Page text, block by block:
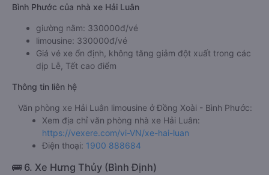
Bình Phước của nhà xe Hải Luân
giường nằm: 330000đ/vé
limousine: 330000đ/vé
Giá vé xe ổn định, không tăng giảm đột xuất trong các
dịp Lễ, Tết cao điểm
Thông tin liên hệ
Văn phòng xe Hải Luân limousine ở Đồng Xoài - Bình Phước:
Xem địa chỉ văn phòng nhà xe Hải Luân:
https://vexere.com/vi-VN/xe-hai-luan
Điện thoại: 1900 888684
🚌 6. Xe Hưng Thủy (Bình Định)